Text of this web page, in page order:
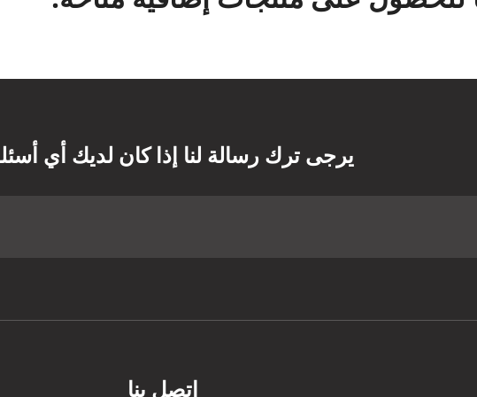
يرجى ترك رسالة لنا إذا كان لديك أي
اتصل بنا